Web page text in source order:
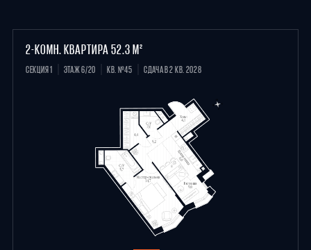
2-КОМН. КВАРТИРА 52.3 М²
СЕКЦИЯ 1 ЭТАЖ 6/20 КВ. №45 СДАЧА В 2 КВ. 2028